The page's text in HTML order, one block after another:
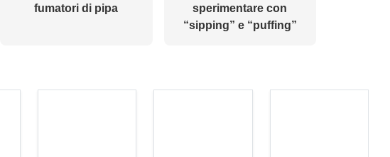
fumatori di pipa
sperimentare con
“sipping” e “puffing”